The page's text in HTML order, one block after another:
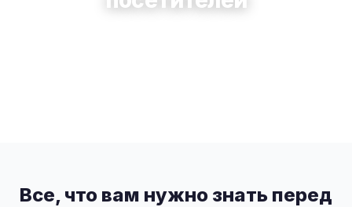
Все, что вам нужно знать перед